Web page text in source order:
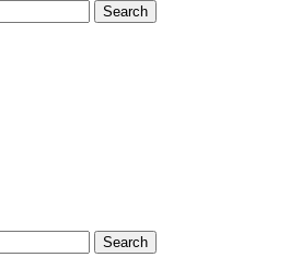
Search
Search